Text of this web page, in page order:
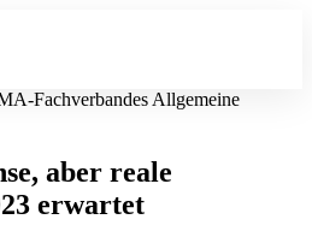
Fachverbandes Allgemeine
aber reale
erwartet